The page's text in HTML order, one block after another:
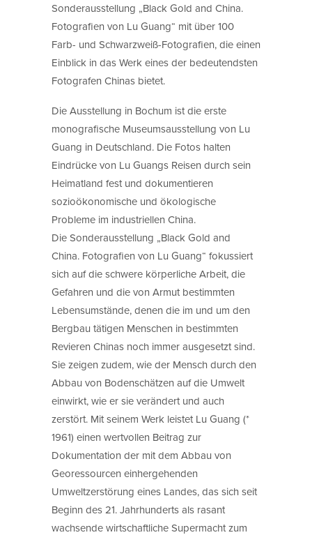
Sonderausstellung „Black Gold and China.
Fotografien von Lu Guang“ mit über 100
Farb- und Schwarzweiß-Fotografien, die einen
Einblick in das Werk eines der bedeutendsten
Fotografen Chinas bietet.
Die Ausstellung in Bochum ist die erste
monografische Museumsausstellung von Lu
Guang in Deutschland. Die Fotos halten
Eindrücke von Lu Guangs Reisen durch sein
Heimatland fest und dokumentieren
sozioökonomische und ökologische
Probleme im industriellen China.
Die Sonderausstellung „Black Gold and
China. Fotografien von Lu Guang“ fokussiert
sich auf die schwere körperliche Arbeit, die
Gefahren und die von Armut bestimmten
Lebensumstände, denen die im und um den
Bergbau tätigen Menschen in bestimmten
Revieren Chinas noch immer ausgesetzt sind.
Sie zeigen zudem, wie der Mensch durch den
Abbau von Bodenschätzen auf die Umwelt
einwirkt, wie er sie verändert und auch
zerstört. Mit seinem Werk leistet Lu Guang (*
1961) einen wertvollen Beitrag zur
Dokumentation der mit dem Abbau von
Georessourcen einhergehenden
Umweltzerstörung eines Landes, das sich seit
Beginn des 21. Jahrhunderts als rasant
wachsende wirtschaftliche Supermacht zum